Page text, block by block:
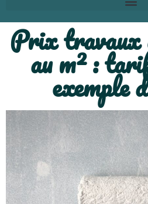
Prix travaux
au m² :
exemple